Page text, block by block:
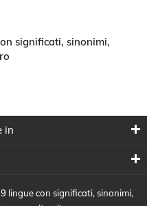
significati, sinonimi,
in
lingue con significati, sinonimi,